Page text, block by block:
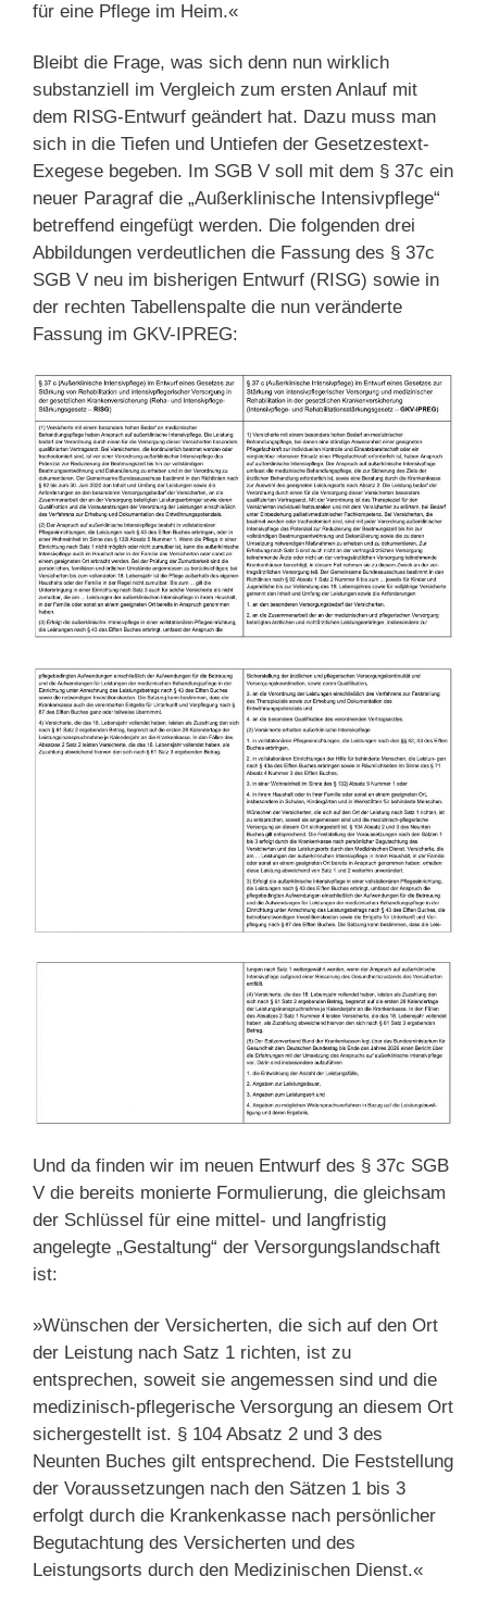
für eine Pflege im Heim.«
Bleibt die Frage, was sich denn nun wirklich
substanziell im Vergleich zum ersten Anlauf mit
dem RISG-Entwurf geändert hat. Dazu muss man
sich in die Tiefen und Untiefen der Gesetzestext-
Exegese begeben. Im SGB V soll mit dem § 37c ein
neuer Paragraf die „Außerklinische Intensivpflege“
betreffend eingefügt werden. Die folgenden drei
Abbildungen verdeutlichen die Fassung des § 37c
SGB V neu im bisherigen Entwurf (RISG) sowie in
der rechten Tabellenspalte die nun veränderte
Fassung im GKV-IPREG:
Und da finden wir im neuen Entwurf des § 37c SGB
V die bereits monierte Formulierung, die gleichsam
der Schlüssel für eine mittel- und langfristig
angelegte „Gestaltung“ der Versorgungslandschaft
ist:
»Wünschen der Versicherten, die sich auf den Ort
der Leistung nach Satz 1 richten, ist zu
entsprechen, soweit sie angemessen sind und die
medizinisch-pflegerische Versorgung an diesem Ort
sichergestellt ist. § 104 Absatz 2 und 3 des
Neunten Buches gilt entsprechend. Die Feststellung
der Voraussetzungen nach den Sätzen 1 bis 3
erfolgt durch die Krankenkasse nach persönlicher
Begutachtung des Versicherten und des
Leistungsorts durch den Medizinischen Dienst.«